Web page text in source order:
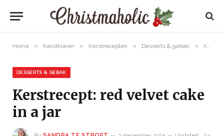
Home » Kerstkoken » Kerstrecepten » Desserts & gebak » Kerstrecept: red velvet cake in a jar
DESSERTS & GEBAK
Kerstrecept: red velvet cake
in a jar